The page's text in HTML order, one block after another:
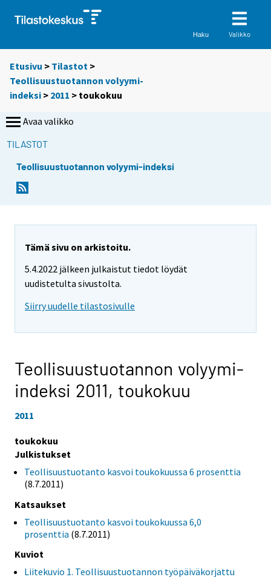
Haku Valikko
Etusivu > Tilastot >
Teollisuustuotannon volyymi-
indeksi > 2011 > toukokuu
Avaa valikko
TILASTOT
Teollisuustuotannon volyymi-indeksi
Tämä sivu on arkistoitu.
5.4.2022 jälkeen julkaistut tiedot löydät
uudistetulta sivustolta.
Siirry uudelle tilastosivulle
Teollisuustuotannon volyymi-
indeksi 2011, toukokuu
2011
toukokuu
Julkistukset
Teollisuustuotanto kasvoi toukokuussa 6 prosenttia
(8.7.2011)
Katsaukset
Teollisuustuotanto kasvoi toukokuussa 6,0
prosenttia (8.7.2011)
Kuviot
Liitekuvio 1. Teollisuustuotannon työpäiväkorjattu